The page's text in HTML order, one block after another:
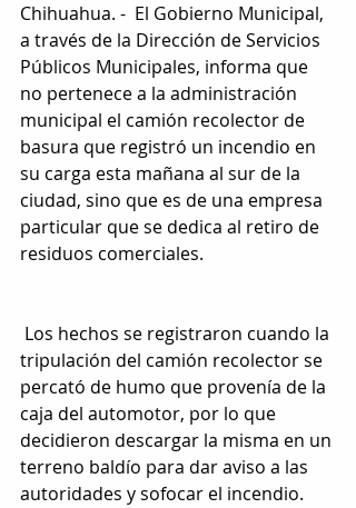
Chihuahua. -  El Gobierno Municipal,
a través de la Dirección de Servicios
Públicos Municipales, informa que
no pertenece a la administración
municipal el camión recolector de
basura que registró un incendio en
su carga esta mañana al sur de la
ciudad, sino que es de una empresa
particular que se dedica al retiro de
residuos comerciales.
Los hechos se registraron cuando la
tripulación del camión recolector se
percató de humo que provenía de la
caja del automotor, por lo que
decidieron descargar la misma en un
terreno baldío para dar aviso a las
autoridades y sofocar el incendio.